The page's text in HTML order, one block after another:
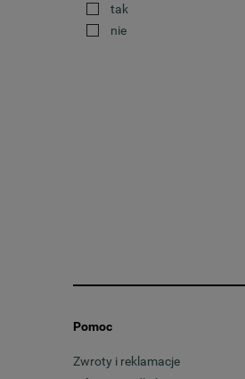
tak
nie
Pomoc
Zwroty i reklamacje